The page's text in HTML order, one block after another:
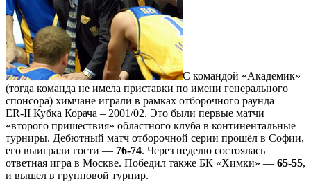
С командой «Академик»
(тогда команда не имела приставки по имени генерального
спонсора) химчане играли в рамках отборочного раунда —
ER-II Кубка Корача – 2001/02. Это были первые матчи
«второго пришествия» областного клуба в континентальные
турниры. Дебютный матч отборочной серии прошёл в Софии,
его выиграли гости — 76-74. Через неделю состоялась
ответная игра в Москве. Победил также БК «Химки» — 65-55,
и вышел в групповой турнир.